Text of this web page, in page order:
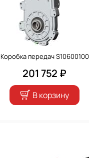
Коробка передач S10600100
201 752 ₽
В корзину